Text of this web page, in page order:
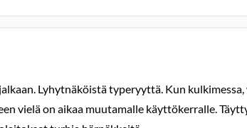
Lyhytnäköistä typeryyttä. Kun
vielä on aikaa muutamalle käyttökerralle.